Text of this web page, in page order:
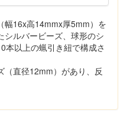
幅16x高14mmx厚5mm）を
シルバービーズ、球形のシ
本以上の蝋引き紐で構成さ
（直径12mm）があり、反